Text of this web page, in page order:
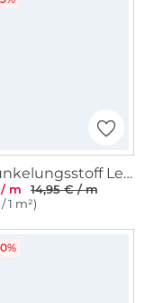
Verdunkelungsstoff Leinen Look, silbergrau
m
14,95 € / m
1 m²)